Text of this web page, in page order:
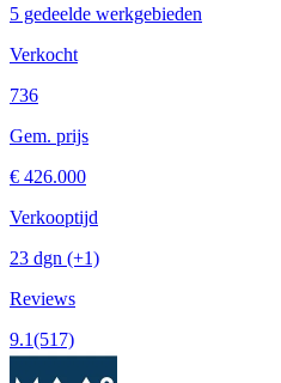
5 gedeelde werkgebieden
Verkocht
736
Gem. prijs
€ 426.000
Verkooptijd
23 dgn (+1)
Reviews
9.1(517)